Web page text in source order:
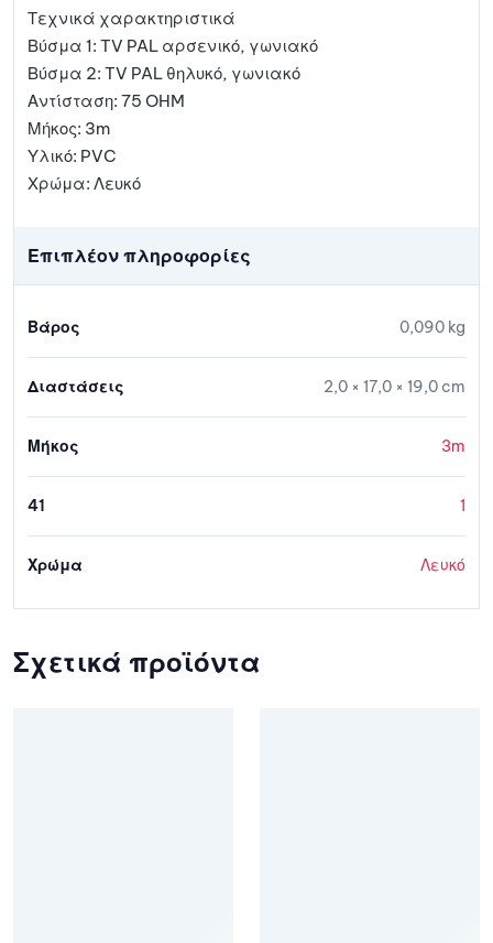
Τεχνικά χαρακτηριστικά
Βύσμα 1: TV PAL αρσενικό, γωνιακό
Βύσμα 2: TV PAL θηλυκό, γωνιακό
Αντίσταση: 75 OHM
Μήκος: 3m
Υλικό: PVC
Χρώμα: Λευκό
Επιπλέον πληροφορίες
Βάρος 0,090 kg
Διαστάσεις 2,0 × 17,0 × 19,0 cm
Μήκος 3m
41 1
Χρώμα Λευκό
Σχετικά προϊόντα